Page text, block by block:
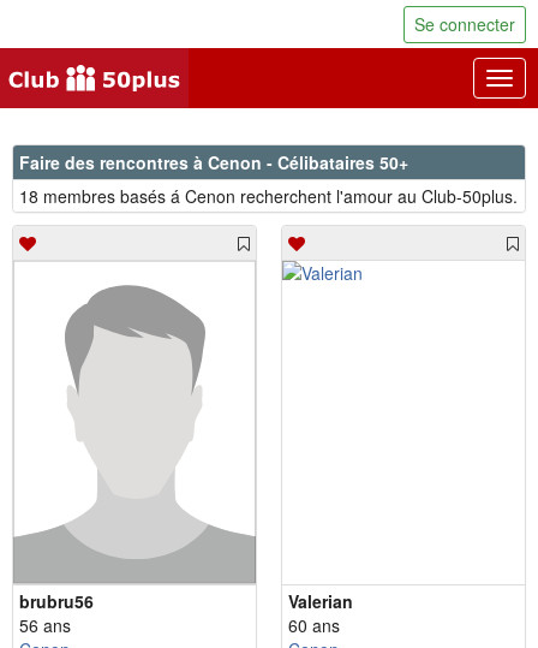
Se connecter
Faire des rencontres à Cenon - Célibataires 50+
18 membres basés á Cenon recherchent l'amour au Club-50plus.
brubru56
56 ans
Valerian
60 ans